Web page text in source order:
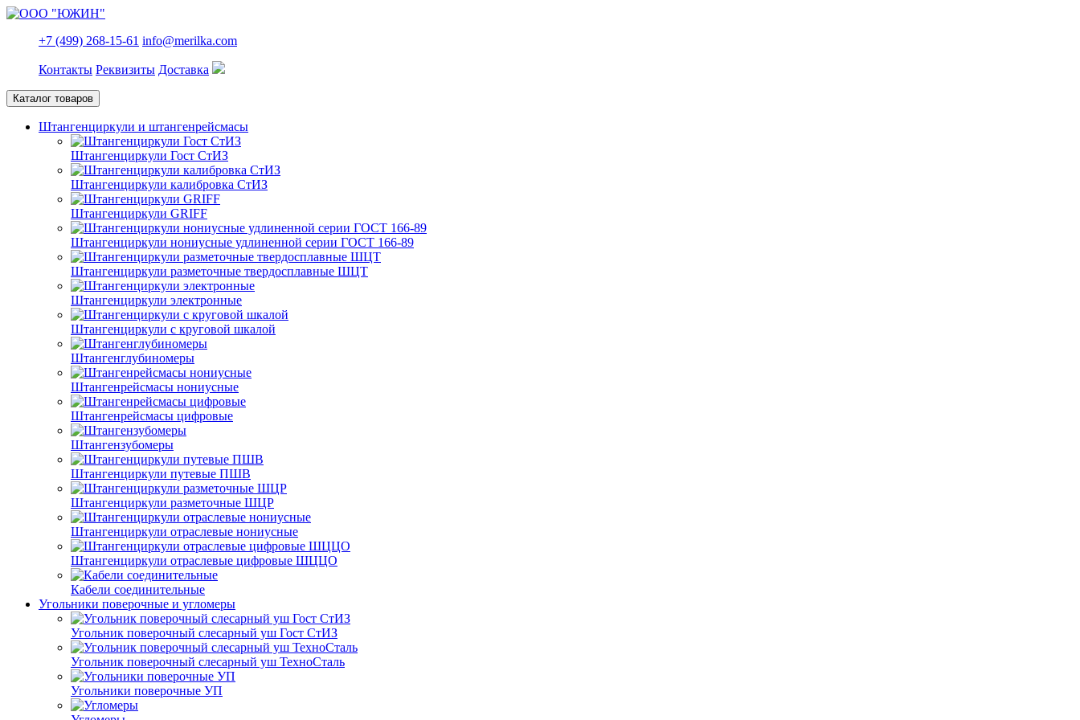
+7 (499) 268-15-61 info@merilka.com
Контакты Реквизиты Доставка
Каталог товаров
Штангенциркули и штангенрейсмасы
Штангенциркули Гост СтИЗ
Штангенциркули калибровка СтИЗ
Штангенциркули GRIFF
Штангенциркули нониусные удлиненной серии ГОСТ 166-89
Штангенциркули разметочные твердосплавные ШЦТ
Штангенциркули электронные
Штангенциркули с круговой шкалой
Штангенглубиномеры
Штангенрейсмасы нониусные
Штангенрейсмасы цифровые
Штангензубомеры
Штангенциркули путевые ПШВ
Штангенциркули разметочные ШЦР
Штангенциркули отраслевые нониусные
Штангенциркули отраслевые цифровые ШЦЦО
Кабели соединительные
Угольники поверочные и угломеры
Угольник поверочный слесарный уш Гост СтИЗ
Угольник поверочный слесарный уш ТехноСталь
Угольники поверочные УП